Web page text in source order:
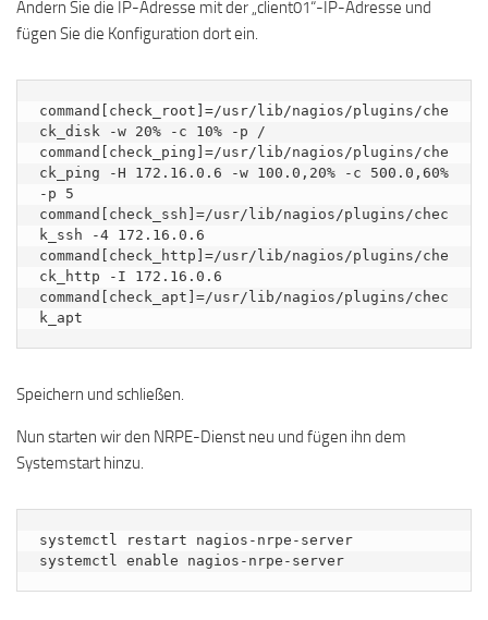
Ändern Sie die IP-Adresse mit der „client01“-IP-Adresse und
fügen Sie die Konfiguration dort ein.
command[check_root]=/usr/lib/nagios/plugins/che
ck_disk -w 20% -c 10% -p /
command[check_ping]=/usr/lib/nagios/plugins/che
ck_ping -H 172.16.0.6 -w 100.0,20% -c 500.0,60%
-p 5
command[check_ssh]=/usr/lib/nagios/plugins/chec
k_ssh -4 172.16.0.6
command[check_http]=/usr/lib/nagios/plugins/che
ck_http -I 172.16.0.6
command[check_apt]=/usr/lib/nagios/plugins/chec
k_apt
Speichern und schließen.
Nun starten wir den NRPE-Dienst neu und fügen ihn dem
Systemstart hinzu.
systemctl restart nagios-nrpe-server
systemctl enable nagios-nrpe-server